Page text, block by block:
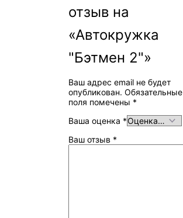
отзыв на
«Автокружка
"Бэтмен 2"»
Ваш адрес email не будет
опубликован. Обязательные
поля помечены *
Ваша оценка *
Ваш отзыв *